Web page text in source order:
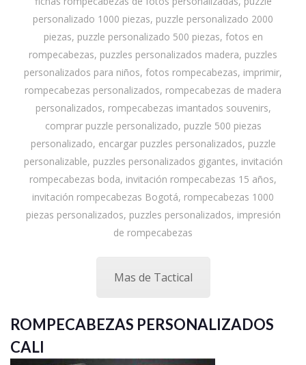
personalizado 1000 piezas, puzzle personalizado 2000
piezas, puzzle personalizado 500 piezas, fotos en
rompecabezas, puzzles personalizados madera, puzzles
personalizados para niños, fotos rompecabezas, imprimir,
rompecabezas personalizados, rompecabezas de madera
personalizados, rompecabezas imantados souvenirs,
comprar puzzle personalizado, puzzle 500 piezas
personalizado, encargar puzzles personalizados, puzzle
personalizable, puzzles personalizados gigantes, invitación
rompecabezas boda, invitación rompecabezas 15 años,
invitación rompecabezas Bogotá, rompecabezas 1000
piezas personalizados, puzzles personalizados, impresión
de rompecabezas
Mas de Tactical
ROMPECABEZAS PERSONALIZADOS
CALI